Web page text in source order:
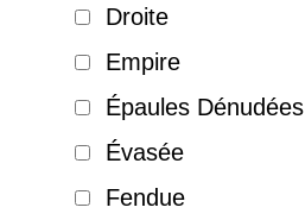
Droite
Empire
Épaules Dénudées
Évasée
Fendue